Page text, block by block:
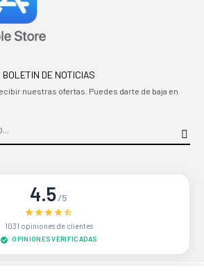
BOLETIN DE NOTICIAS
nuestras ofertas. Puedes darte de baja en
4.5/5
1031 opiniones de clientes
OPINIONES VERIFICADAS